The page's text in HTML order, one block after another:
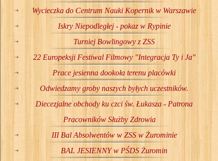
Wycieczka do Centrum Nauki Kopernik w Warszawie
Iskry Niepodległej - pokaz w Rypinie
Turniej Bowlingowy z ZSS
22 Europeksji Festiwal Filmowy "Integracja Ty i Ja"
Prace jesienna dookoła terenu placówki
Odwiedzamy groby naszych byłych uczestników.
Diecezjalne obchody ku czci św. Łukasza - Patrona
Pracowników Służby Zdrowia
III Bal Absolwentów w ZSS w Żurominie
BAL JESIENNY w PŚDS Żuromin